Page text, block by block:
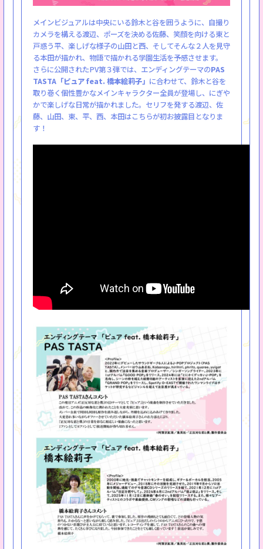
メインビジュアルは中央にいる鈴木と谷を囲うように、自撮り
カメラを構える渡辺、ポーズを決める佐藤、笑顔を向ける東と
戸惑う平、楽しげな様子の山田と西、そしてそんな２人を見守
る本田が描かれ、物語で描かれる学園生活を予感させます。
さらに公開されたPV第３弾では、エンディングテーマのPAS
TASTA「ピュア feat. 橋本絵莉子」 に合わせて、鈴木と谷を
取り巻く個性豊かなメインキャラクター全員が登場し、にぎや
かで楽しげな日常が描かれました。セリフを発する渡辺、佐
藤、山田、東、平、西、本田はこちらが初お披露目となりま
す！